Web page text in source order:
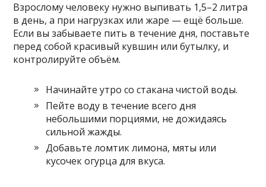
Взрослому человеку нужно выпивать 1,5–2 литра
в день, а при нагрузках или жаре — ещё больше.
Если вы забываете пить в течение дня, поставьте
перед собой красивый кувшин или бутылку, и
контролируйте объём.
Начинайте утро со стакана чистой воды.
Пейте воду в течение всего дня
небольшими порциями, не дожидаясь
сильной жажды.
Добавьте ломтик лимона, мяты или
кусочек огурца для вкуса.